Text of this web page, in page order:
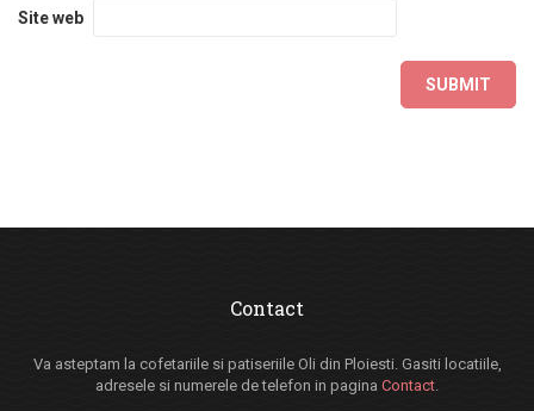
Site web
Contact
Va asteptam la cofetariile si patiseriile Oli din Ploiesti. Gasiti locatiile,
adresele si numerele de telefon in pagina Contact.